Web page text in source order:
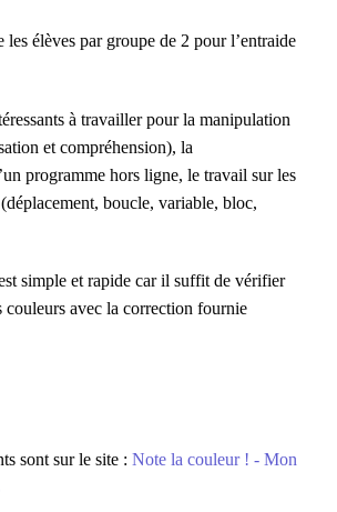
les élèves par groupe de 2 pour l’entraide
à travailler pour la manipulation
et compréhension), la
programme hors ligne, le travail sur les
boucle, variable, bloc,
simple et rapide car il suffit de vérifier
couleurs avec la correction fournie
sont sur le site : Note la couleur ! - Mon